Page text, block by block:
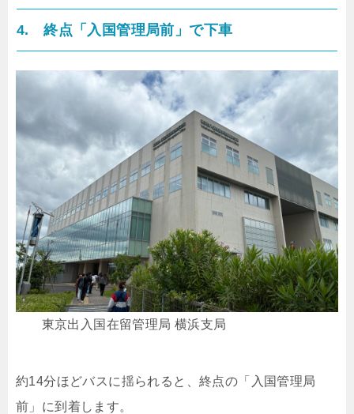
4. 終点「入国管理局前」で下車
東京出入国在留管理局 横浜支局
約14分ほどバスに揺られると、終点の「入国管理局
前」に到着します。